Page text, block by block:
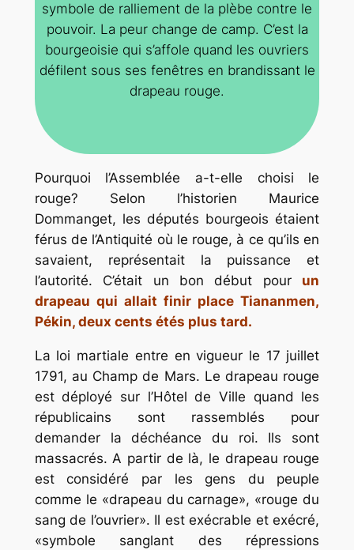
symbole de ralliement de la plèbe contre le
pouvoir. La peur change de camp. C’est la
bourgeoisie qui s’affole quand les ouvriers
défilent sous ses fenêtres en brandissant le
drapeau rouge.
Pourquoi l’Assemblée a-t-elle choisi le
rouge? Selon l’historien Maurice
Dommanget, les députés bourgeois étaient
férus de l’Antiquité où le rouge, à ce qu’ils en
savaient, représentait la puissance et
l’autorité. C’était un bon début pour un
drapeau qui allait finir place Tiananmen,
Pékin, deux cents étés plus tard.
La loi martiale entre en vigueur le 17 juillet
1791, au Champ de Mars. Le drapeau rouge
est déployé sur l’Hôtel de Ville quand les
républicains sont rassemblés pour
demander la déchéance du roi. Ils sont
massacrés. A partir de là, le drapeau rouge
est considéré par les gens du peuple
comme le «drapeau du carnage», «rouge du
sang de l’ouvrier». Il est exécrable et exécré,
«symbole sanglant des répressions